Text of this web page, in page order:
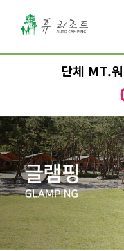
단체 MT.